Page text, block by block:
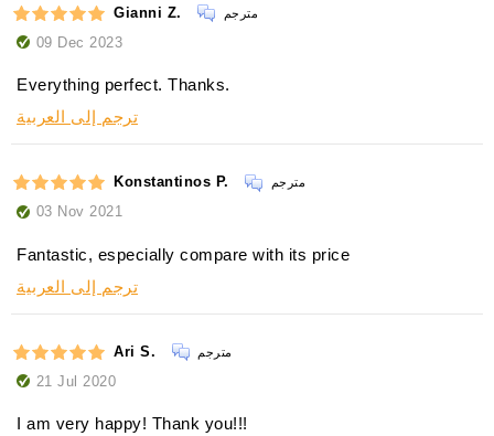
Gianni Z. مترجم
09 Dec 2023
Everything perfect. Thanks.
ترجم إلى العربية
Konstantinos P. مترجم
03 Nov 2021
Fantastic, especially compare with its price
ترجم إلى العربية
Ari S. مترجم
21 Jul 2020
I am very happy! Thank you!!!